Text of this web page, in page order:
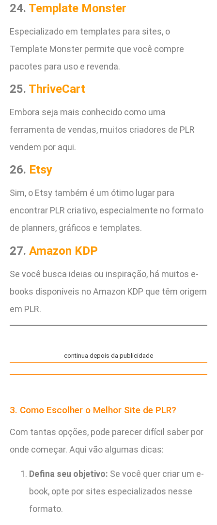
24. Template Monster
Especializado em templates para sites, o
Template Monster permite que você compre
pacotes para uso e revenda.
25. ThriveCart
Embora seja mais conhecido como uma
ferramenta de vendas, muitos criadores de PLR
vendem por aqui.
26. Etsy
Sim, o Etsy também é um ótimo lugar para
encontrar PLR criativo, especialmente no formato
de planners, gráficos e templates.
27. Amazon KDP
Se você busca ideias ou inspiração, há muitos e-
books disponíveis no Amazon KDP que têm origem
em PLR.
continua depois da publicidade
3. Como Escolher o Melhor Site de PLR?
Com tantas opções, pode parecer difícil saber por
onde começar. Aqui vão algumas dicas:
Defina seu objetivo: Se você quer criar um e-
book, opte por sites especializados nesse
formato.